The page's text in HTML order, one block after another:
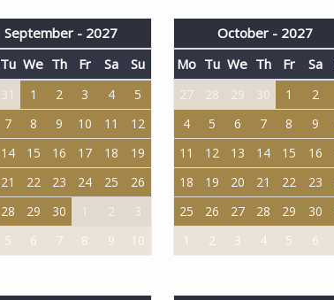
September - 2027
Tu We Th Fr Sa Su
31 1 2 3 4
5
7 8 9 10 11
12
14 15 16 17 18
19
21 22 23 24 25
26
28 29 30 1 2
3
5 6 7 8 9 10
October - 2027
Mo Tu We Th Fr Sa
27 28 29 30 1 2
4
5 6 7 8 9
11
12 13 14 15 16
18
19 20 21 22 23
25
26 27 28 29 30
1
2 3 4 5 6